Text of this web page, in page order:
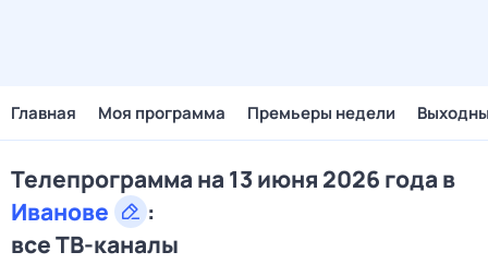
Главная Моя программа Премьеры недели
Телепрограмма на 13 июня 2026 года в
Иванове
:
все ТВ-каналы